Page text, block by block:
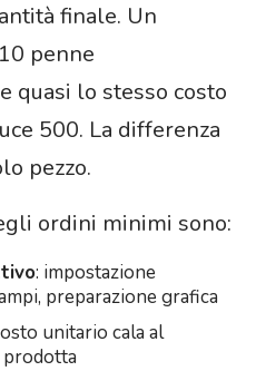
finale. Un
penne
quasi lo stesso costo
500. La differenza
pezzo.
ordini minimi sono:
: impostazione
preparazione grafica
unitario cala al
prodotta